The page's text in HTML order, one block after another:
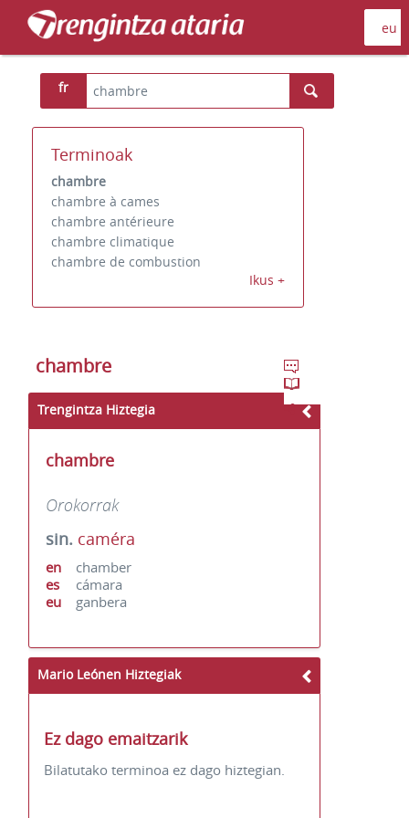
fr
Terminoak
chambre
chambre à cames
chambre antérieure
chambre climatique
chambre de combustion
Ikus +
chambre
Trengintza Hiztegia
chambre
Orokorrak
sin. caméra
en
chamber
es
cámara
eu
ganbera
Mario Leónen Hiztegiak
Ez dago emaitzarik
Bilatutako terminoa ez dago hiztegian.